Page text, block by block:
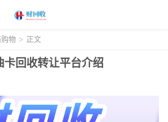
购物 > 正文
卡回收转让平台介绍